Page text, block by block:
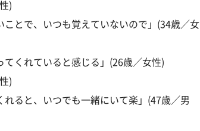
)
ことで、いつも覚えていないので」(34歳／女
てくれていると感じる」(26歳／女性)
)
れると、いつでも一緒にいて楽」(47歳／男